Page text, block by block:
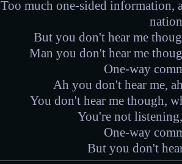
Too much one-sided information,
But you don't hear me
Man you don't hear me
One-way
Ah you don't hear me,
You don't hear me though,
You're not
One-way
But you don't